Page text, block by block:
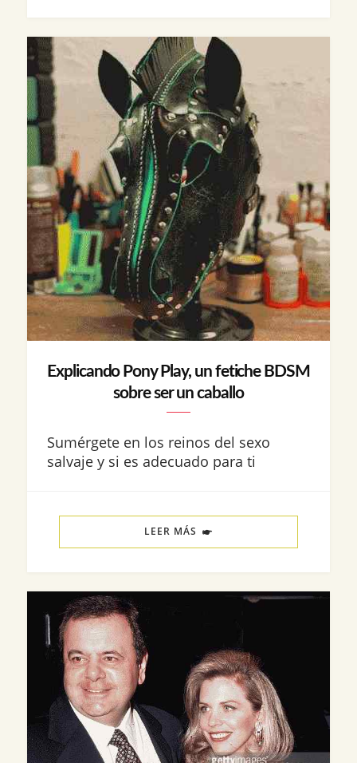
Explicando Pony Play, un fetiche BDSM
sobre ser un caballo
Sumérgete en los reinos del sexo
salvaje y si es adecuado para ti
LEER MÁS